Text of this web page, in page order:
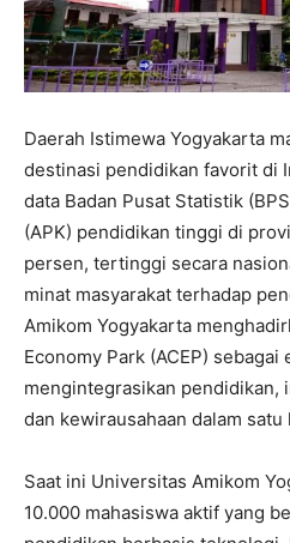
Daerah Istimewa Yogyakarta
destinasi pendidikan favorit di
data Badan Pusat Statistik
(APK) pendidikan tinggi di
persen, tertinggi secara
minat masyarakat terhadap
Amikom Yogyakarta
Economy Park (ACEP) sebagai
mengintegrasikan pendidikan,
dan kewirausahaan dalam
Saat ini Universitas Amikom
10.000 mahasiswa aktif yang